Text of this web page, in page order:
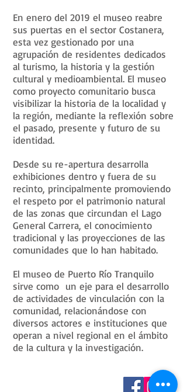
En enero del 2019 el museo reabre
sus puertas en el sector Costanera,
esta vez gestionado por una
agrupación de residentes dedicados
al turismo, la historia y la gestión
cultural y medioambiental. El museo
como proyecto comunitario busca
visibilizar la historia de la localidad y
la región, mediante la reflexión sobre
el pasado, presente y futuro de su
identidad.
Desde su re-apertura desarrolla
exhibiciones dentro y fuera de su
recinto, principalmente promoviendo
el respeto por el patrimonio natural
de las zonas que circundan el Lago
General Carrera, el conocimiento
tradicional y las proyecciones de las
comunidades que lo han habitado.
El museo de Puerto Río Tranquilo
sirve como un eje para el desarrollo
de actividades de vinculación con la
comunidad, relacionándose con
diversos actores e instituciones que
operan a nivel regional en el ámbito
de la cultura y la investigación.